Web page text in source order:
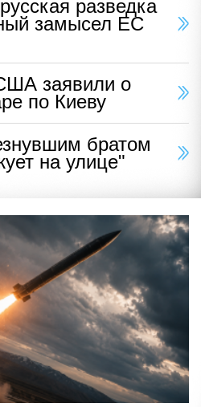
разведка
замысел ЕС
заявили о
по Киеву
братом
на улице"